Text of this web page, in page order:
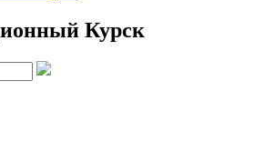
Курск